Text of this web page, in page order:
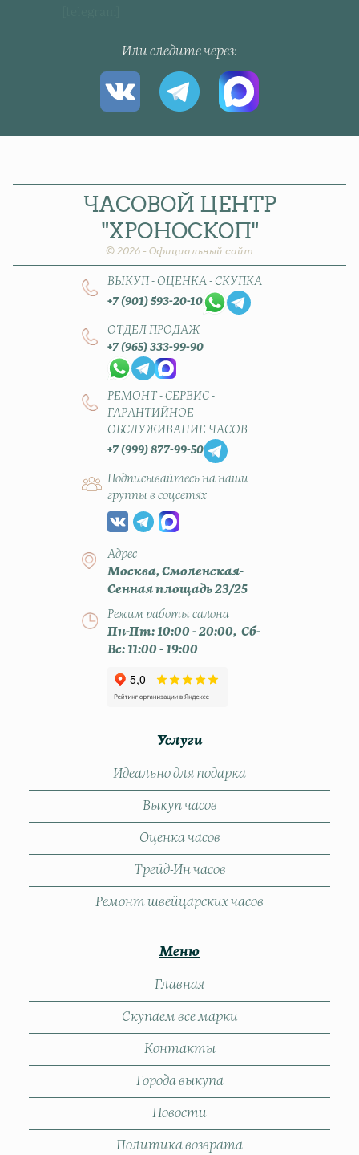
Или следите через
ЧАСОВОЙ ЦЕНТР
"ХРОНОСКОП"
© 2026 - Официальный сайт
ВЫКУП - ОЦЕНКА - СКУПКА
+7 (901) 593-20-10
ОТДЕЛ ПРОДАЖ
+7 (965) 333-99-90
РЕМОНТ - СЕРВИС -
ГАРАНТИЙНОЕ
ОБСЛУЖИВАНИЕ ЧАСОВ
+7 (999) 877-99-50
Подписывайтесь на наши
группы в соцсетях
Адрес
Москва, Смоленская-
Сенная площадь 23/25
Режим работы салона
Пн-Пт: 10:00 - 20:00, Сб-
Вс: 11:00 - 19:00
Услуги
Идеально для подарка
Выкуп часов
Оценка часов
Трейд-Ин часов
Ремонт швейцарских часов
Меню
Главная
Скупаем все марки
Контакты
Города выкупа
Новости
Политика возврата